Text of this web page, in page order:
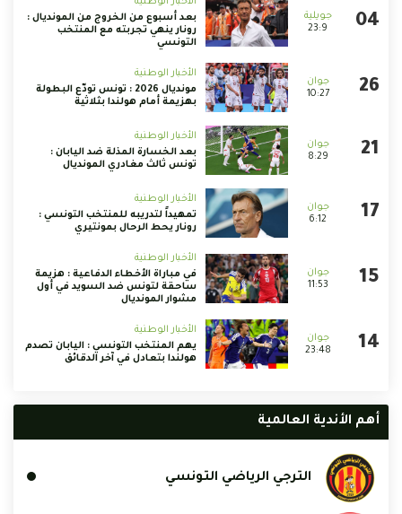
23:9
بعد أسبوع من الخروج من المونديال :
رونار ينهي تجربته مع المنتخب
التونسي
10:27
الأخبار الوطنية
مونديال 2026 : تونس تودّع البطولة
بهزيمة أمام هولندا بثلاثية
8:29
الأخبار الوطنية
بعد الخسارة المذلة ضد اليابان :
تونس ثالث مغادري المونديال
6:12
الأخبار الوطنية
تمهيداً لتدريبه للمنتخب التونسي :
رونار يحط الرحال بمونتيري
11:53
الأخبار الوطنية
في مباراة الأخطاء الدفاعية : هزيمة
ساحقة لتونس ضد السويد في أول
مشوار المونديال
23:48
الأخبار الوطنية
يهم المنتخب التونسي : اليابان تصدم
هولندا بتعادل في آخر الدقائق
أهم الأندية العالمية
الترجي الرياضي التونسي